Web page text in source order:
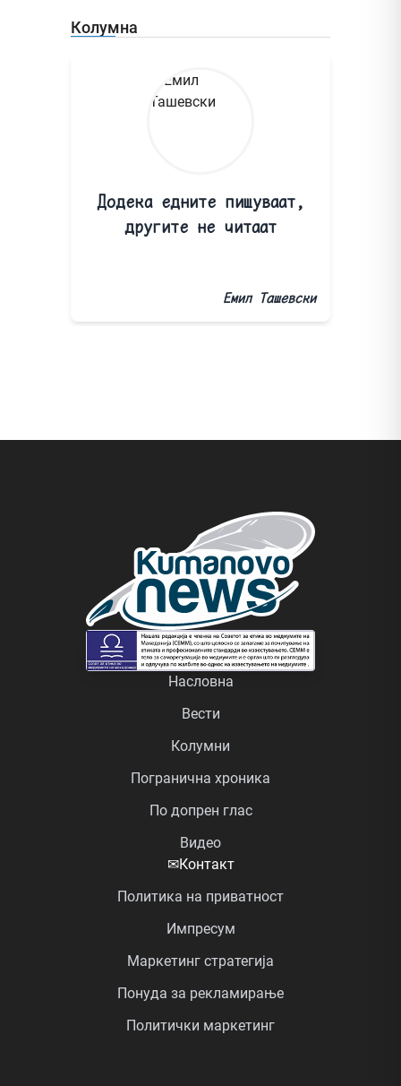
Колумна
Додека едните пишуваат,
другите не читаат
Емил Ташевски
Насловна
Вести
Колумни
Погранична хроника
По допрен глас
Видео
✉Контакт
Политика на приватност
Импресум
Маркетинг стратегија
Понуда за рекламирање
Политички маркетинг